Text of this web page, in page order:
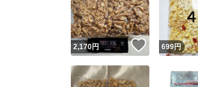
2,170円 いいね！
699円